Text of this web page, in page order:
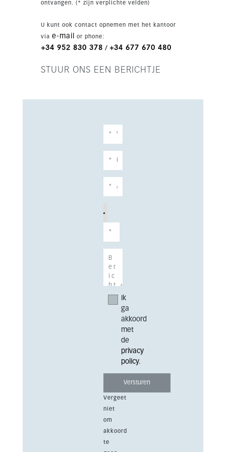
Benahavís.
ontvangen. (* zijn verplichte velden)
U kunt ook contact opnemen met het kantoor
via e-mail or phone:
+34 952 830 378 / +34 677 670 480
STUUR ONS EEN BERICHTJE
Ik
ga
akkoord
met
de
privacy
policy.
Vergeet
niet
om
akkoord
te